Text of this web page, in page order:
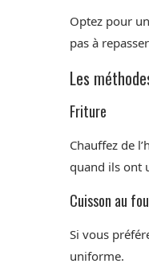
Optez pour
pas à
Les
Friture
Chauffez de
quand ils ont
Cuisson au
Si vous
uniforme.